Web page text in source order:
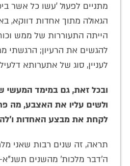
מתניים לפעול 'עשו כל אשר
הגאולה מתוך אחדות דווקא,
הייתה התעוררות של ממש
להגשים את הרעיון; הרגשתי
לעניין, סוג של אתערותא
ובכל זאת, גם במימד המעשי
ולשים עליו את האצבע, מה
לקחת את מבצע האחדות
תראה, זה שנים רבות שאני
ה'דבר מלכות' מהשנים